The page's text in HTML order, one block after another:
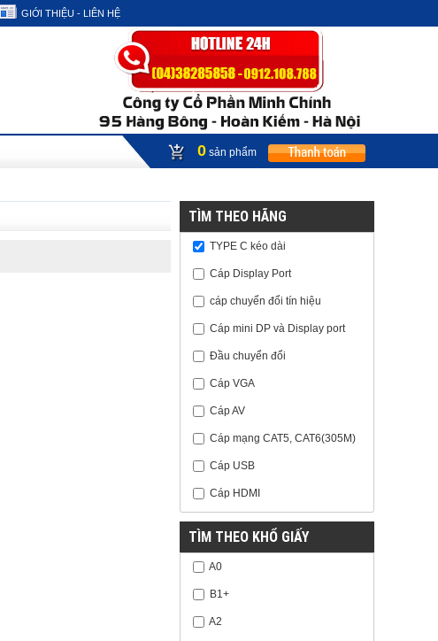
GIỚI THIỆU - LIÊN HỆ
0 sản phẩm
TÌM THEO HÃNG
TYPE C kéo dài
Cáp Display Port
cáp chuyển đổi tín hiệu
Cáp mini DP và Display port
Đầu chuyển đổi
Cáp VGA
Cáp AV
Cáp mạng CAT5, CAT6(305M)
Cáp USB
Cáp HDMI
TÌM THEO KHỔ GIẤY
A0
B1+
A2